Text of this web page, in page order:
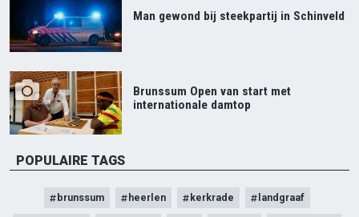
Man gewond bij steekpartij in Schinveld
Brunssum Open van start met
internationale damtop
POPULAIRE TAGS
brunssum heerlen kerkrade landgraaf